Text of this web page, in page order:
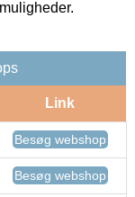
Link
Besøg webshop
Besøg webshop